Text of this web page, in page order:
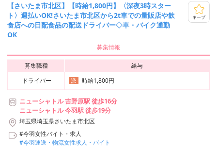
【さいたま市北区】【時給1,800円】〈深夜3時スター
ト〉週払いOK!さいたま市北区から2t車での量販店や飲
食店への日配食品の配送ドライバー◇車・バイク通勤
OK
キープ
募集情報
募集職種
給与
ドライバー
派 時給1,800円
ニューシャトル 吉野原駅 徒歩16分
ニューシャトル 今羽駅 徒歩19分
埼玉県埼玉県さいたま市北区
#今羽女性バイト・求人
#今羽運送・物流女性求人・バイト